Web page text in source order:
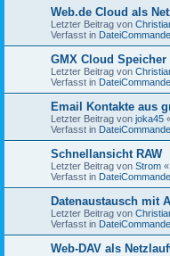
Web.de Cloud als
Letzter Beitrag von
Verfasst in
GMX Cloud
Letzter Beitrag von
Verfasst in
Email Kontakte aus
Letzter Beitrag von joka45
Verfasst in
Schnellansicht RAW
Letzter Beitrag von Strom «
Verfasst in
Datenaustausch mit
Letzter Beitrag von
Verfasst in
Web-DAV als